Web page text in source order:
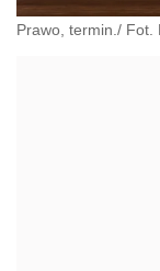
Prawo, termin./ Fot.